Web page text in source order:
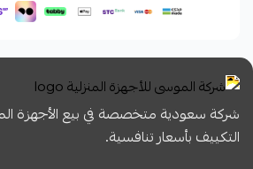
شركة سعودية متخصصة في بيع الأجهزة
التكييف بأسعار تنافسية.